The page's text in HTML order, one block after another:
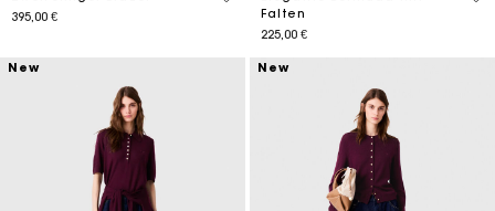
395,00 €
Falten
225,00 €
New New